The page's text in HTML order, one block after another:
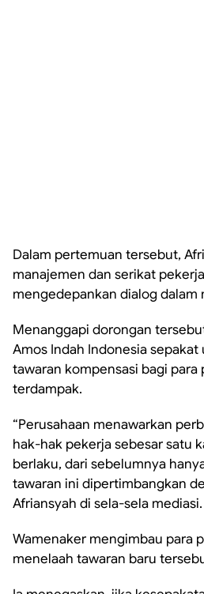
Dalam pertemuan tersebut,
manajemen dan serikat
mengedepankan dialog dalam
Menanggapi dorongan
Amos Indah Indonesia
tawaran kompensasi bagi para
terdampak.
“Perusahaan menawarkan
hak-hak pekerja sebesar satu
berlaku, dari sebelumnya
tawaran ini dipertimbangkan
Afriansyah di sela-sela mediasi.
Wamenaker mengimbau para
menelaah tawaran baru